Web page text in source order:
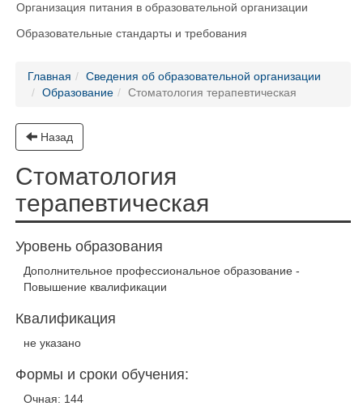
Организация питания в образовательной организации
Образовательные стандарты и требования
Главная
Сведения об образовательной организации
Образование
Стоматология терапевтическая
Назад
Стоматология
терапевтическая
Уровень образования
Дополнительное профессиональное образование -
Повышение квалификации
Квалификация
не указано
Формы и сроки обучения:
Очная: 144